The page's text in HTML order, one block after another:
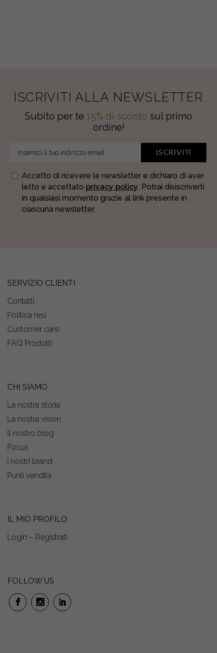
ISCRIVITI ALLA NEWSLETTER
Subito per te 15% di sconto sul primo
ordine!
ISCRIVITI
Accetto di ricevere le newsletter e dichiaro di aver
letto e accettato privacy policy. Potrai disiscriverti
in qualsiasi momento grazie al link presente in
ciascuna newsletter.
SERVIZIO CLIENTI
Contatti
Politica resi
Customer care
FAQ Prodotti
CHI SIAMO
La nostra storia
La nostra vision
Il nostro blog
Focus
I nostri brand
Punti vendita
IL MIO PROFILO
Login – Registrati
FOLLOW US